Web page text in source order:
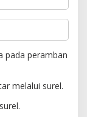
pada peramban
melalui surel.